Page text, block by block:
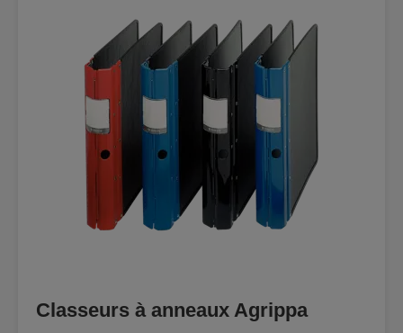
Classeurs à anneaux Agrippa